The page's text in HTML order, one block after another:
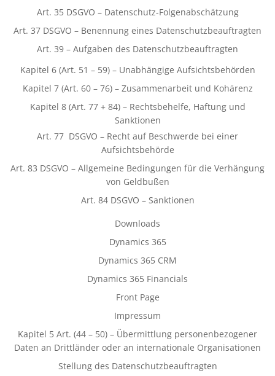
Art. 35 DSGVO – Datenschutz-Folgenabschätzung
Art. 37 DSGVO – Benennung eines Datenschutzbeauftragten
Art. 39 – Aufgaben des Datenschutzbeauftragten
Kapitel 6 (Art. 51 – 59) – Unabhängige Aufsichtsbehörden
Kapitel 7 (Art. 60 – 76) – Zusammenarbeit und Kohärenz
Kapitel 8 (Art. 77 + 84) – Rechtsbehelfe, Haftung und
Sanktionen
Art. 77 DSGVO – Recht auf Beschwerde bei einer
Aufsichtsbehörde
Art. 83 DSGVO – Allgemeine Bedingungen für die Verhängung
von Geldbußen
Art. 84 DSGVO – Sanktionen
Downloads
Dynamics 365
Dynamics 365 CRM
Dynamics 365 Financials
Front Page
Impressum
Kapitel 5 Art. (44 – 50) – Übermittlung personenbezogener
Daten an Drittländer oder an internationale Organisationen
Stellung des Datenschutzbeauftragten